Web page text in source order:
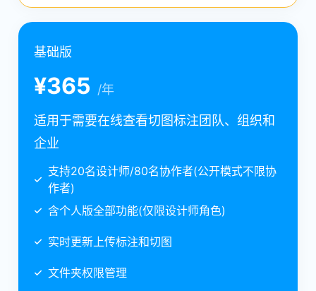
管传 降
基础版
¥365 /年
适用于需要在线查看切图标注团队、组织和
企业
支持20名设计师/80名协作者(公开模式不限协
作者)
含个人版全部功能(仅限设计师角色)
实时更新上传标注和切图
文件夹权限管理